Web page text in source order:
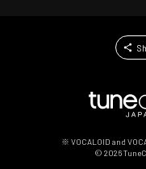
※ VOCALOID and
© 2026